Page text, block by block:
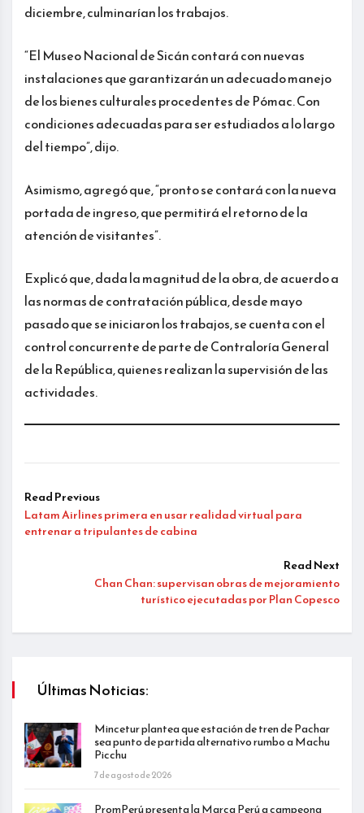
diciembre, culminarían los trabajos.
“El Museo Nacional de Sicán contará con nuevas
instalaciones que garantizarán un adecuado manejo
de los bienes culturales procedentes de Pómac. Con
condiciones adecuadas para ser estudiados a lo largo
del tiempo”, dijo.
Asimismo, agregó que, “pronto se contará con la nueva
portada de ingreso, que permitirá el retorno de la
atención de visitantes”.
Explicó que, dada la magnitud de la obra, de acuerdo a
las normas de contratación pública, desde mayo
pasado que se iniciaron los trabajos, se cuenta con el
control concurrente de parte de Contraloría General
de la República, quienes realizan la supervisión de las
actividades.
Read Previous
Latam Airlines primera en usar realidad virtual para
entrenar a tripulantes de cabina
Read Next
Chan Chan: supervisan obras de mejoramiento
turístico ejecutadas por Plan Copesco
Últimas Noticias:
Mincetur plantea que estación de tren de Pachar
sea punto de partida alternativo rumbo a Machu
Picchu
7 de agosto de 2026
PromPerú presenta la Marca Perú a campeona